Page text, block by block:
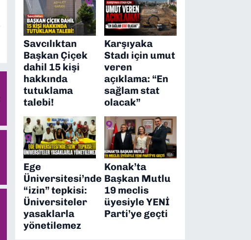
Savcılıktan
Başkan Çiçek
dahil 15 kişi
hakkında
tutuklama
talebi!
Karşıyaka
Stadı için umut
veren
açıklama: “En
sağlam stat
olacak”
Ege
Üniversitesi’nde
“izin” tepkisi:
Üniversiteler
yasaklarla
yönetilemez
Konak’ta
Başkan Mutlu
19 meclis
üyesiyle YENİ
Parti’ye geçti